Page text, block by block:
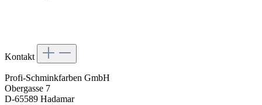
Kontakt
Profi-Schminkfarben GmbH
Obergasse 7
D-65589 Hadamar